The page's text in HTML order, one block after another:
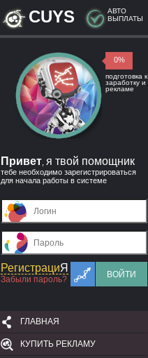
CUYS
АВТО
ВЫПЛАТЫ
0%
подготовка к
заработку и
рекламе
Привет я твой помощник
тебе необходимо зарегистрироваться
для начала работы в системе
РегистрациЯ
Забыли пароль?
ВОЙТИ
ГЛАВНАЯ
КУПИТЬ РЕКЛАМУ